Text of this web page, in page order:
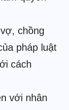
chồng
pháp luật
cách
với nhân